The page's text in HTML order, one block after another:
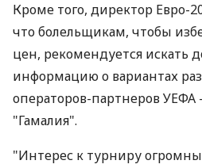
Кроме того, директор Евро-
что болельщикам, чтобы
цен, рекомендуется искать
информацию о вариантах
операторов-партнеров УЕФА
"Гамалия".
"Интерес к турниру